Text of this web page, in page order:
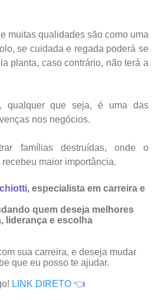
muitas qualidades são como uma
se cuidada e regada poderá se
planta, caso contrário, não terá a
qualquer que seja, é uma das
nos negócios.
famílias destruídas, onde o
maior importância.
, especialista em carreira e
quem deseja melhores
liderança e escolha
sua carreira, e deseja mudar
que eu posso te ajudar.
LINK DIRETO 👈